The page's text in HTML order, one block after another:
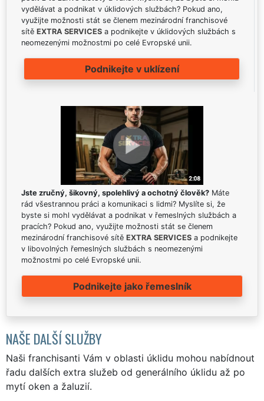
vydělávat a podnikat v úklidových službách? Pokud ano,
využijte možnosti stát se členem mezinárodní franchisové
sítě EXTRA SERVICES a podnikejte v úklidových službách s
neomezenými možnostmi po celé Evropské unii.
Podnikejte v uklízení
Jste zručný, šikovný, spolehlivý a ochotný člověk? Máte
rád všestrannou práci a komunikaci s lidmi? Myslíte si, že
byste si mohl vydělávat a podnikat v řemeslných službách a
pracích? Pokud ano, využijte možnosti stát se členem
mezinárodní franchisové sítě EXTRA SERVICES a podnikejte
v libovolných řemeslných službách s neomezenými
možnostmi po celé Evropské unii.
Podnikejte jako řemeslník
NAŠE DALŠÍ SLUŽBY
Naši franchisanti Vám v oblasti úklidu mohou nabídnout
řadu dalších extra služeb od generálního úklidu až po
mytí oken a žaluzií.